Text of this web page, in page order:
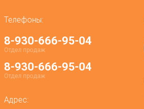
Телефоны:
8-930-666-95-04
Отдел продаж
8-930-666-95-04
Отдел продаж
Адрес: